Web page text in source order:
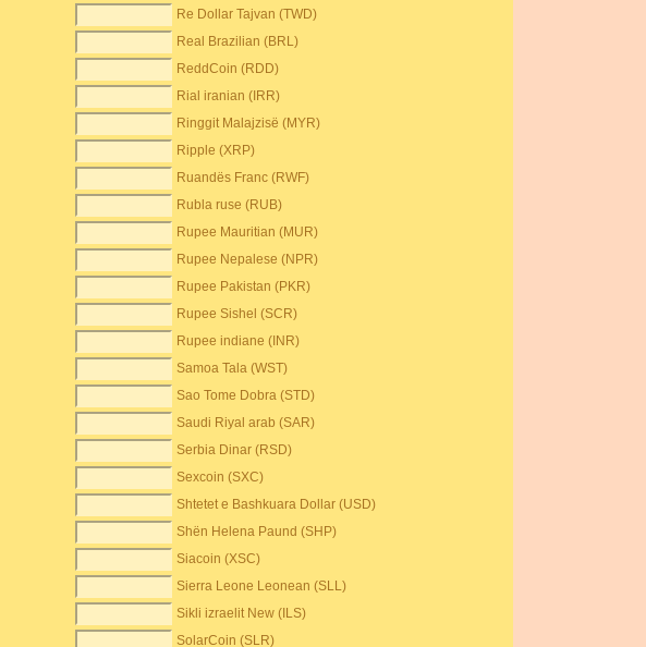
Re Dollar Tajvan (TWD)
Real Brazilian (BRL)
ReddCoin (RDD)
Rial iranian (IRR)
Ringgit Malajzisë (MYR)
Ripple (XRP)
Ruandës Franc (RWF)
Rubla ruse (RUB)
Rupee Mauritian (MUR)
Rupee Nepalese (NPR)
Rupee Pakistan (PKR)
Rupee Sishel (SCR)
Rupee indiane (INR)
Samoa Tala (WST)
Sao Tome Dobra (STD)
Saudi Riyal arab (SAR)
Serbia Dinar (RSD)
Sexcoin (SXC)
Shtetet e Bashkuara Dollar (USD)
Shën Helena Paund (SHP)
Siacoin (XSC)
Sierra Leone Leonean (SLL)
Sikli izraelit New (ILS)
SolarCoin (SLR)